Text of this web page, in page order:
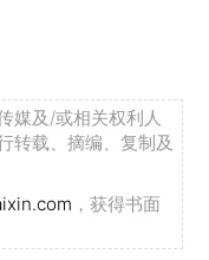
媒及/或相关权利人
转载、摘编、复制及
，获得书面